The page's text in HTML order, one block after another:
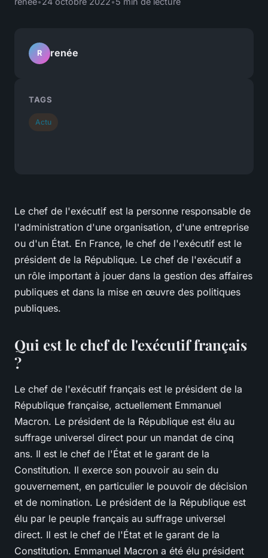
Le chef de l'exécutif est la personne responsable de
l'administration d'une organisation, d'une entreprise
ou d'un État. En France, le chef de l'exécutif est le
président de la République. Le chef de l'exécutif a
un rôle important à jouer dans la gestion des affaires
publiques et dans la mise en œuvre des politiques
publiques.
Qui est le chef de l'exécutif français
?
Le chef de l'exécutif français est le président de la
République française, actuellement Emmanuel
Macron. Le président de la République est élu au
suffrage universel direct pour un mandat de cinq
ans. Il est le chef de l'État et le garant de la
Constitution. Il exerce son pouvoir au sein du
gouvernement, en particulier le pouvoir de décision
et de nomination. Le président de la République est
élu par le peuple français au suffrage universel
direct. Il est le chef de l'État et le garant de la
Constitution. Emmanuel Macron a été élu président
R renée
TAGS
Actu